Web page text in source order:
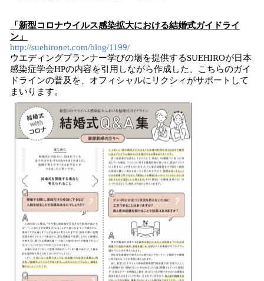
「新型コロナウイルス感染拡大における結婚式ガイドライ
ン」
http://suehironet.com/blog/1199/
ウエディングプランナー学びの場を提供するSUEHIROが日本
感染症学会HPの内容を引用しながら作成した、こちらのガイ
ドラインの普及を、オフィシャルにリクシィがサポートして
まいります。